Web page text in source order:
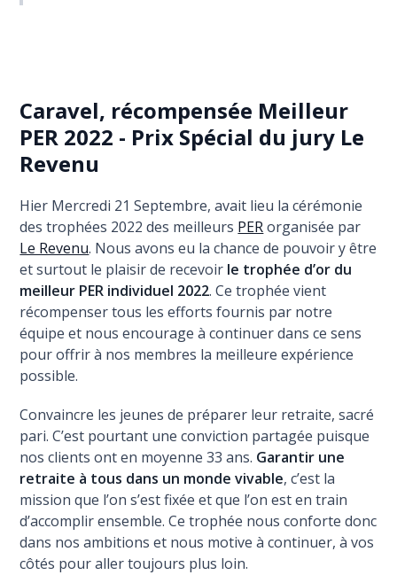
Caravel, récompensée Meilleur
PER 2022 - Prix Spécial du jury Le
Revenu
Hier Mercredi 21 Septembre, avait lieu la cérémonie
des trophées 2022 des meilleurs PERorganisée par
Le Revenu. Nous avons eu la chance de pouvoir y être
et surtout le plaisir de recevoir le trophée d’or du
meilleur PER individuel 2022. Ce trophée vient
récompenser tous les efforts fournis par notre
équipe et nous encourage à continuer dans ce sens
pour offrir à nos membres la meilleure expérience
possible.
Convaincre les jeunes de préparer leur retraite, sacré
pari. C’est pourtant une conviction partagée puisque
nos clients ont en moyenne 33 ans. Garantir une
retraite à tous dans un monde vivable, c’est la
mission que l’on s’est fixée et que l’on est en train
d’accomplir ensemble. Ce trophée nous conforte donc
dans nos ambitions et nous motive à continuer, à vos
côtés pour aller toujours plus loin.